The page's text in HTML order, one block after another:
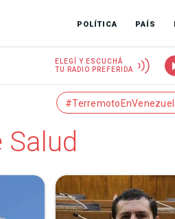
POLÍTICA PAÍS
ELEGÍ Y ESCUCHÁ
TU RADIO PREFERIDA